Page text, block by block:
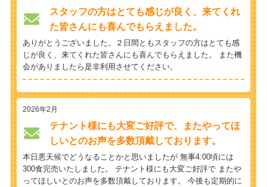
スタッフの方はとても感じが良く、来てくれ
た皆さんにも喜んでもらえました。
ありがとうございました。２日間ともスタッフの方はとても感
じが良く、来てくれた皆さんにも喜んでもらえました。 また機
会がありましたら是非利用させてください。
2026年2月
テナント様にも大変ご好評で、またやってほ
しいとのお声を多数頂戴しております。
本日悪天候でどうなることかと思いましたが 無事4:00頃には
300食完売いたしました。 テナント様にも大変ご好評で またや
ってほしいとのお声を多数頂戴しております。 今後も定期的に